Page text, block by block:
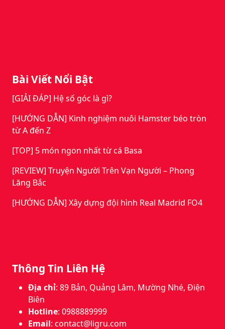
Bài Viết Nổi Bật
[GIẢI ĐÁP] Hệ số góc là gì?
[HƯỚNG DẪN] Kinh nghiệm nuôi Hamster béo tròn
từ A đến Z
[TOP] 5 món ngon nhất từ cá Basa
[REVIEW] Truyện Người Trên Vạn Người – Phong
Lăng Bắc
[HƯỚNG DẪN] Xây dựng đội hình Real Madrid FO4
Thông Tin Liên Hệ
Địa chỉ: 89 Bản, Quảng Lâm, Mường Nhé, Điện
Biên
Hotline: 0988889999
Email: contact@ligru.com